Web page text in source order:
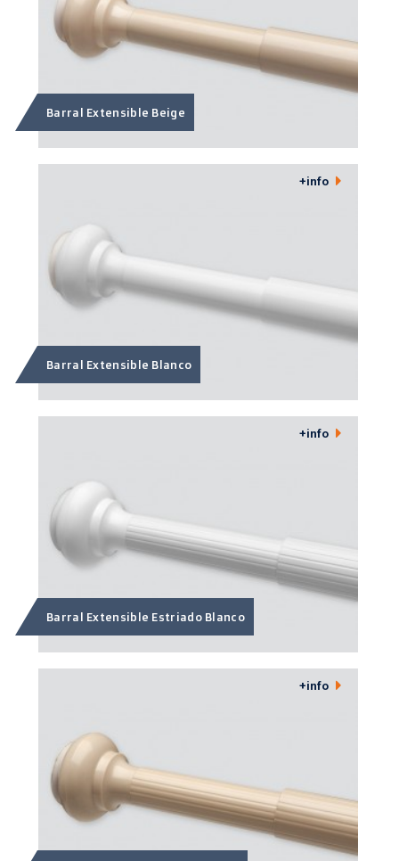
Barral Extensible Beige
Barral Extensible Blanco
+info
Barral Extensible Estriado Blanco
+info
+info